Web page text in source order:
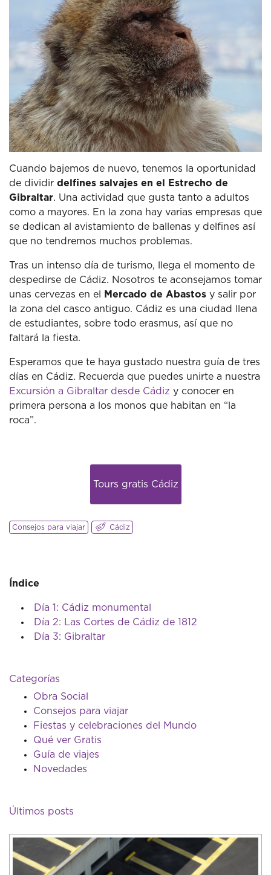
Cuando bajemos de nuevo, tenemos la oportunidad
de dividir delfines salvajes en el Estrecho de
Gibraltar. Una actividad que gusta tanto a adultos
como a mayores. En la zona hay varias empresas que
se dedican al avistamiento de ballenas y delfines así
que no tendremos muchos problemas.
Tras un intenso día de turismo, llega el momento de
despedirse de Cádiz. Nosotros te aconsejamos tomar
unas cervezas en el
Mercado de Abastos y salir por
la zona del casco antiguo. Cádiz es una ciudad llena
de estudiantes, sobre todo erasmus, así que no
faltará la fiesta.
Esperamos que te haya gustado nuestra guía de tres
días en Cádiz. Recuerda que puedes unirte a nuestra
Excursión a Gibraltar desde Cádiz y conocer en
primera persona a los monos que habitan en “la
roca”.
Tours gratis Cádiz
Consejos para viajar Cádiz
Índice
Día 1: Cádiz monumental
Día 2: Las Cortes de Cádiz de 1812
Día 3: Gibraltar
Categorías
Obra Social
Consejos para viajar
Fiestas y celebraciones del Mundo
Qué ver Gratis
Guía de viajes
Novedades
Últimos posts